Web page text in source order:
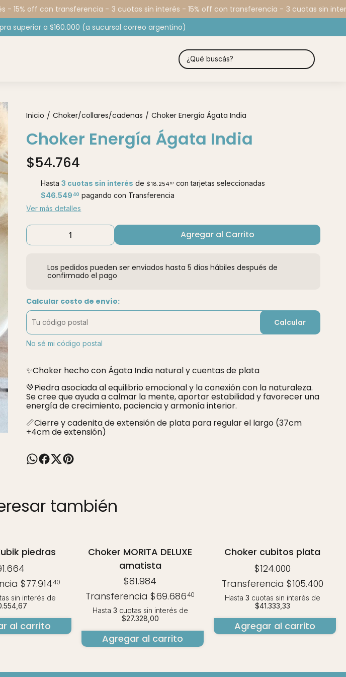
15% off con transferencia - 3 cuotas sin interés - 15% off con transferencia - 3 cuotas sin
superior a $160.000 (a sucursal correo argentino)
Inicio / Choker/collares/cadenas / Choker Energía Ágata India
Choker Energía Ágata India
$54.764
Hasta3 cuotas sin interés de $18.254 67 con tarjetas seleccionadas
$46.549 40 pagando con Transferencia
Ver más detalles
Agregar al Carrito
Los pedidos pueden ser enviados hasta 5 días hábiles después de
confirmado el pago
Calcular costo de envío:
Calcular
No sé mi código postal
✨️Choker hecho con Ágata India natural y cuentas de plata
💚Piedra asociada al equilibrio emocional y la conexión con la naturaleza.
Se cree que ayuda a calmar la mente, aportar estabilidad y favorecer una
energía de crecimiento, paciencia y armonía interior.
📏Cierre y cadenita de extensión de plata para regular el largo (37cm
+4cm de extensión)
también
piedras
$77.91440
sin interés de
al carrito
Choker MORITA DELUXE
amatista
$81.984
Transferencia$69.68640
Hasta 3 cuotas sin interés de
$27.328,00
Agregar al carrito
Choker cubitos plata
$124.000
Transferencia $105.400
Hasta 3 cuotas sin interés de
$41.333,33
Agregar al carrito